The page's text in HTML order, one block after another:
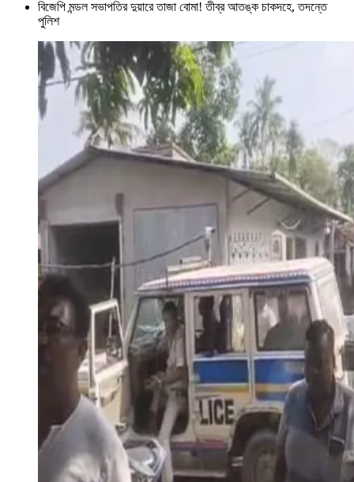
বিজেপি মন্ডল সভাপতির দুয়ারে তাজা বোমা! তীব্র আতঙ্ক চাকদহে, তদন্তে
পুলিশ